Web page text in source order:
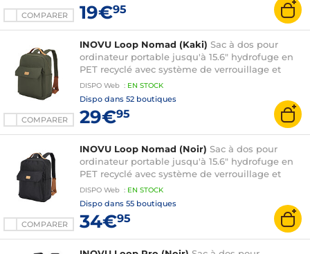
COMPARER 19€95
COMPARER
INOVU Loop Nomad (Kaki) Sac à dos pour
ordinateur portable jusqu'à 15.6" hydrofuge en
PET recyclé avec système de verrouillage et
sangle bagage
DISPO Web : EN STOCK
Dispo dans 52 boutiques
29€95
COMPARER
INOVU Loop Nomad (Noir) Sac à dos pour
ordinateur portable jusqu'à 15.6" hydrofuge en
PET recyclé avec système de verrouillage et
sangle bagage
DISPO Web : EN STOCK
Dispo dans 55 boutiques
34€95